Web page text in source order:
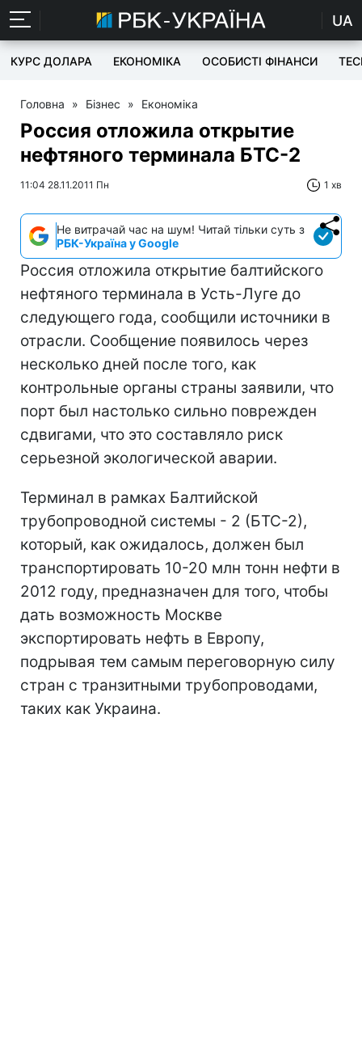
UA
КУРС ДОЛАРА ЕКОНОМІКА ОСОБИСТІ ФІНАНСИ
Головна » Бізнес » Економіка
Россия отложила открытие
нефтяного терминала БТС-2
11:04 28.11.2011 Пн 1 хв
Не витрачай час на шум! Читай тільки суть з
РБК-Україна у Google
Россия отложила открытие балтийского
нефтяного терминала в Усть-Луге до
следующего года, сообщили источники в
отрасли. Сообщение появилось через
несколько дней после того, как
контрольные органы страны заявили, что
порт был настолько сильно поврежден
сдвигами, что это составляло риск
серьезной экологической аварии.
Терминал в рамках Балтийской
трубопроводной системы - 2 (БТС-2),
который, как ожидалось, должен был
транспортировать 10-20 млн тонн нефти в
2012 году, предназначен для того, чтобы
дать возможность Москве
экспортировать нефть в Европу,
подрывая тем самым переговорную силу
стран с транзитными трубопроводами,
таких как Украина.